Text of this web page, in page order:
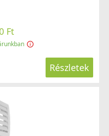
Ft
Részletek